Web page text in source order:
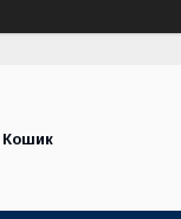
Кошик